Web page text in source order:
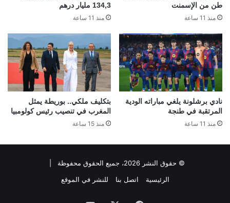
طن من الإسمنت
منذ 11 ساعة
134,3 مليار درهم
منذ 11 ساعة
نادي برشلونة يلغي مباراته الودية
المرتقبة في طنجة
منذ 11 ساعة
بتكليف ملكي.. بوريطة يمثل
المغرب في تنصيب رئيس كولومبيا
منذ 15 ساعة
© حقوق النشر 2026، جميع الحقوق محفوظة |
الرئيسية
اتصل بنا للنشر في الموقع